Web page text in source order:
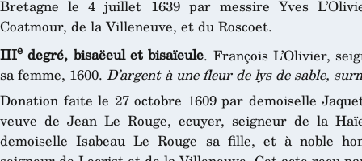
Bretagne le 4 juillet 1639 par messire Yves
Coatmour, de la Villeneuve, et du Roscoet.
IIIe degré, bisaëeul et bisaïeule. François L’Olivier,
sa femme, 1600. D’argent à une fleur de lys de sable,
Donation faite le 27 octobre 1609 par demoiselle
veuve de Jean Le Rouge, ecuyer, seigneur de la
demoiselle Isabeau Le Rouge sa fille, et à noble